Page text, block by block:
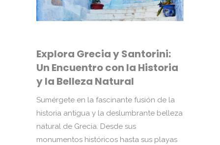
Explora Grecia y Santorini:
Un Encuentro con la Historia
y la Belleza Natural
Sumérgete en la fascinante fusión de la
historia antigua y la deslumbrante belleza
natural de Grecia. Desde sus
monumentos históricos hasta sus playas